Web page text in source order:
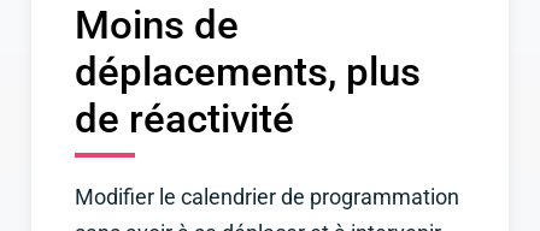
Moins de
déplacements, plus
de réactivité
Modifier le calendrier de programmation